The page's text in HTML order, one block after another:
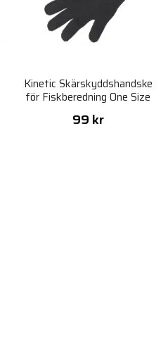
Kinetic Skärskyddshandske
för Fiskberedning One Size
99 kr